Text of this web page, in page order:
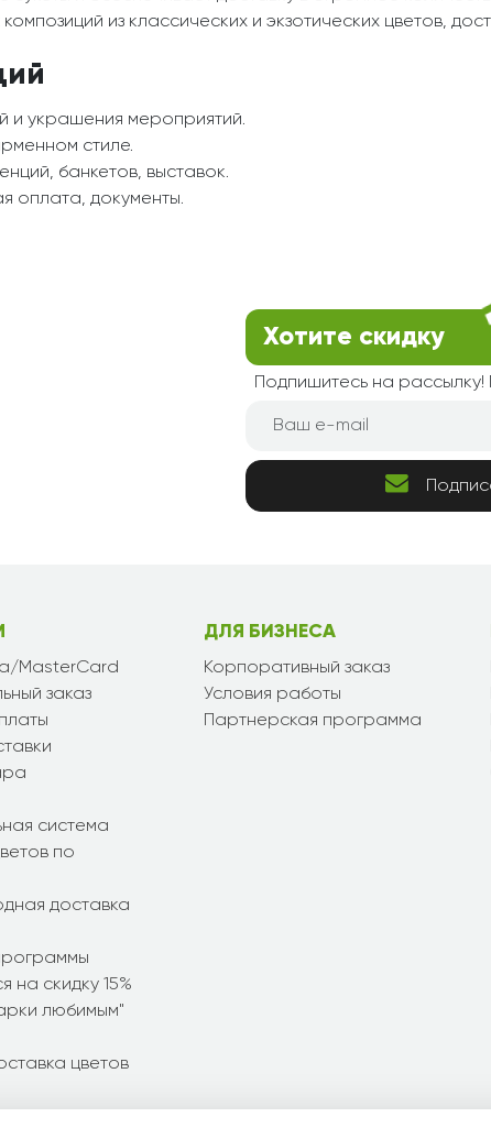
из классических и экзотических цветов,
и украшения мероприятий.
стиле.
банкетов, выставок.
оплата, документы.
Хотите скидку
Подпишитесь на
MasterCard
заказ
система
по
доставка
на скидку 15%
любимым"
цветов
ДЛЯ БИЗНЕСА
Корпоративный заказ
Условия работы
Партнерская программа